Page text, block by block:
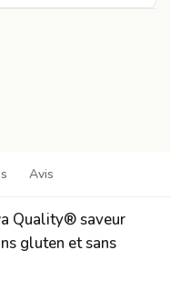
Avis
Quality® saveur
gluten et sans